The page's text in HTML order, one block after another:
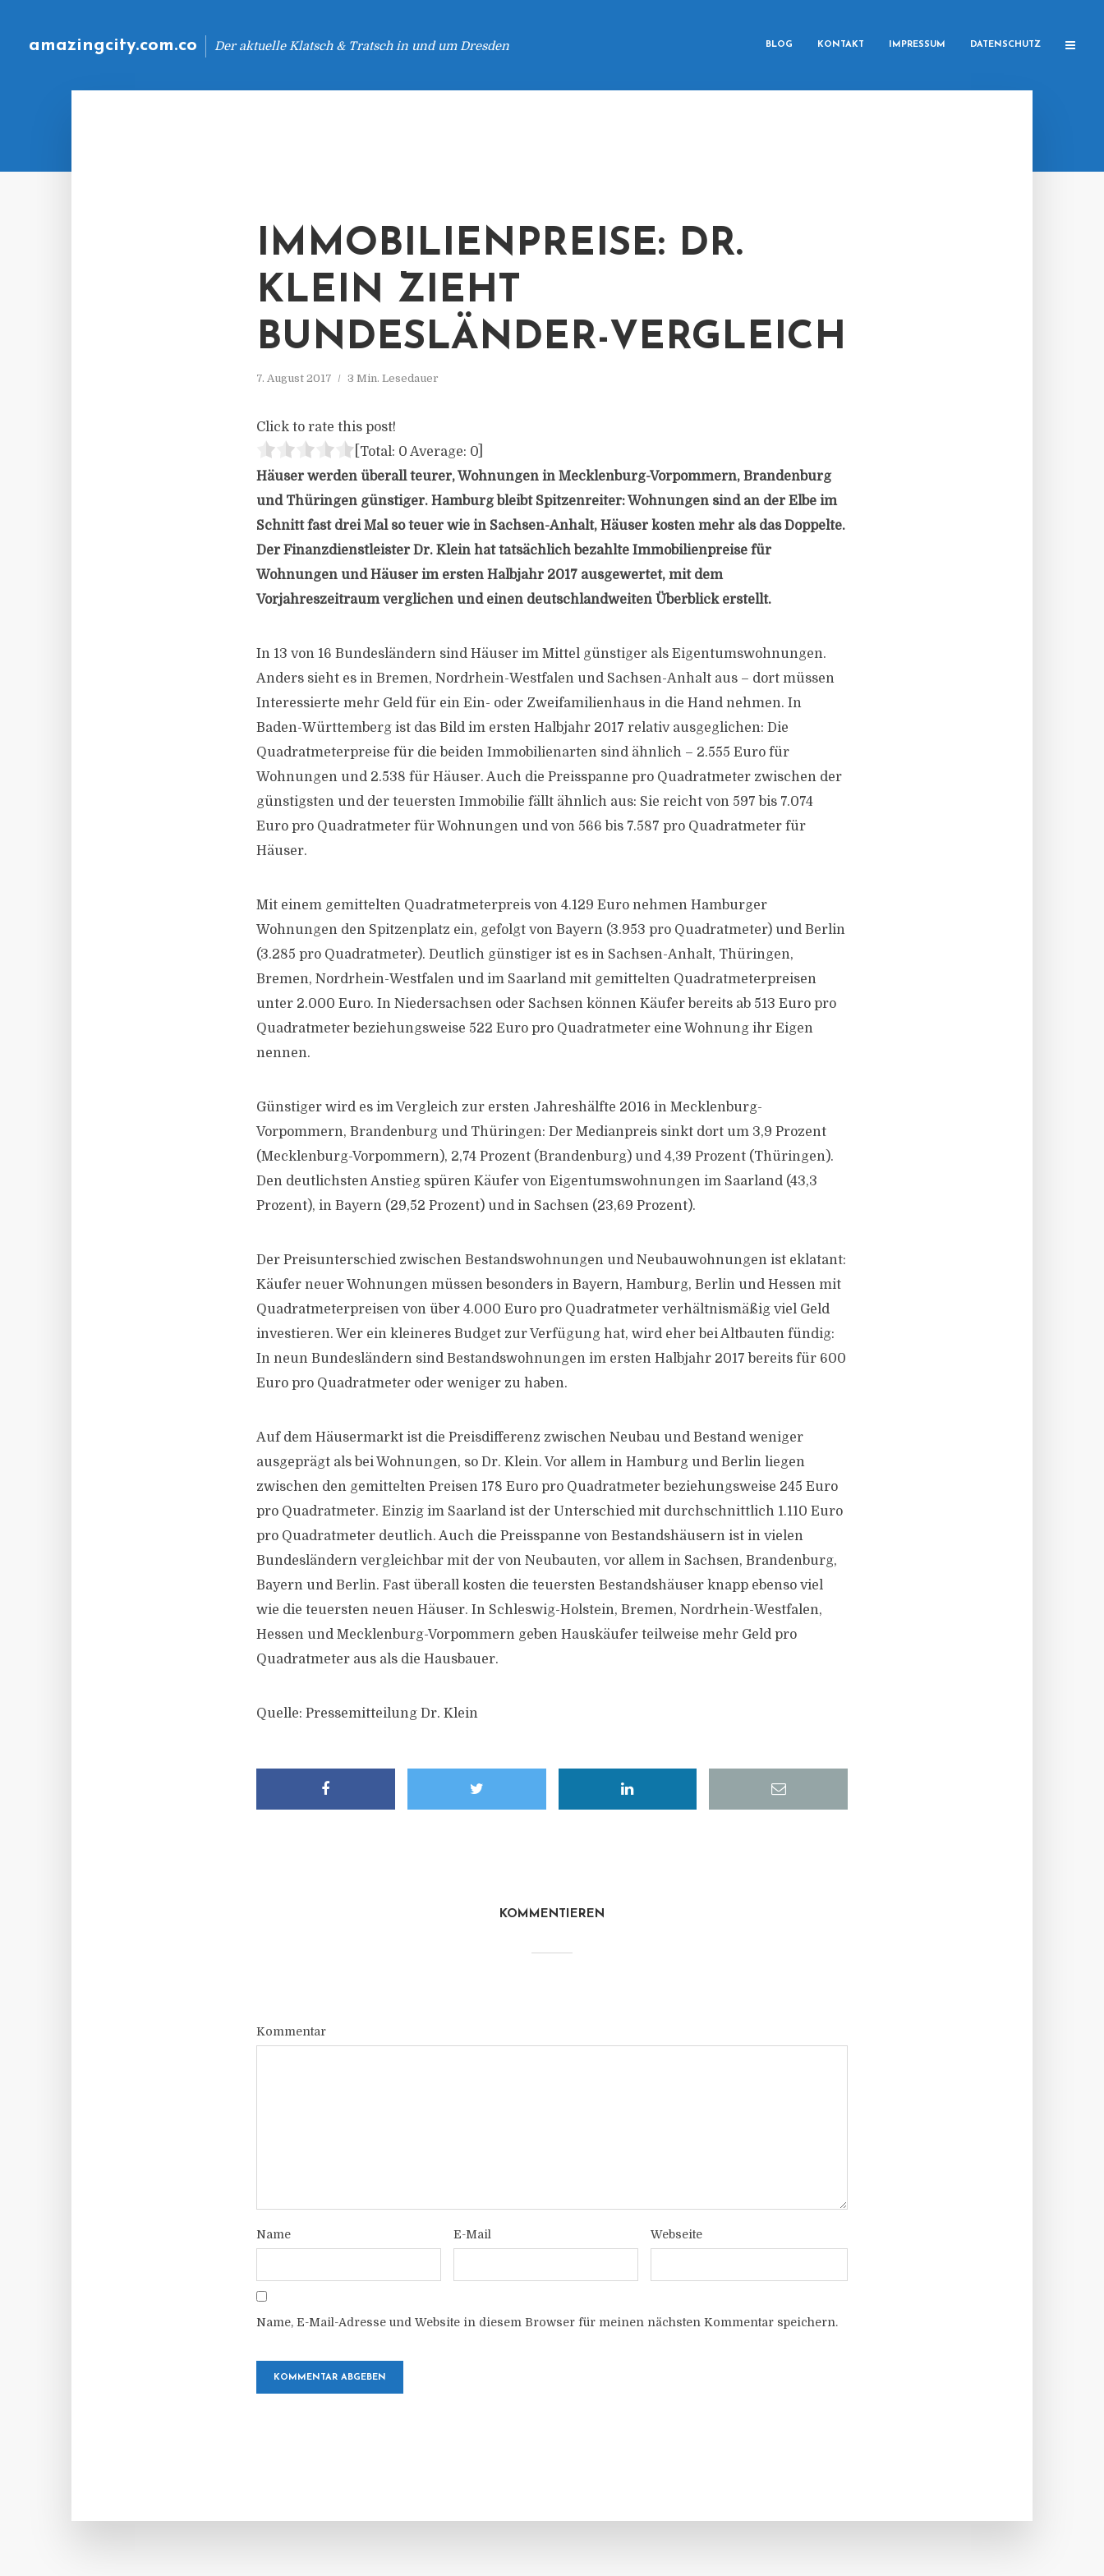
amazingcity.com.co Der aktuelle Klatsch & Tratsch in und um Dresden BLOG KONTAKT IMPRESSUM DATENSCHUTZ
IMMOBILIENPREISE: DR.
KLEIN ZIEHT
BUNDESLÄNDER-VERGLEICH
7. August 2017 3 Min. Lesedauer
Click to rate this post!
[Total: 0 Average: 0
Häuser werden überall teurer, Wohnungen in Mecklenburg-Vorpommern, Brandenburg
und Thüringen günstiger. Hamburg bleibt Spitzenreiter: Wohnungen sind an der Elbe im
Schnitt fast drei Mal so teuer wie in Sachsen-Anhalt, Häuser kosten mehr als das Doppelte.
Der Finanzdienstleister Dr. Klein hat tatsächlich bezahlte Immobilienpreise für
Wohnungen und Häuser im ersten Halbjahr 2017 ausgewertet, mit dem
Vorjahreszeitraum verglichen und einen deutschlandweiten Überblick erstellt.
In 13 von 16 Bundesländern sind Häuser im Mittel günstiger als Eigentumswohnungen.
Anders sieht es in Bremen, Nordrhein-Westfalen und Sachsen-Anhalt aus – dort müssen
Interessierte mehr Geld für ein Ein- oder Zweifamilienhaus in die Hand nehmen. In
Baden-Württemberg ist das Bild im ersten Halbjahr 2017 relativ ausgeglichen: Die
Quadratmeterpreise für die beiden Immobilienarten sind ähnlich – 2.555 Euro für
Wohnungen und 2.538 für Häuser. Auch die Preisspanne pro Quadratmeter zwischen der
günstigsten und der teuersten Immobilie fällt ähnlich aus: Sie reicht von 597 bis 7.074
Euro pro Quadratmeter für Wohnungen und von 566 bis 7.587 pro Quadratmeter für
Häuser.
Mit einem gemittelten Quadratmeterpreis von 4.129 Euro nehmen Hamburger
Wohnungen den Spitzenplatz ein, gefolgt von Bayern (3.953 pro Quadratmeter) und Berlin
(3.285 pro Quadratmeter). Deutlich günstiger ist es in Sachsen-Anhalt, Thüringen,
Bremen, Nordrhein-Westfalen und im Saarland mit gemittelten Quadratmeterpreisen
unter 2.000 Euro. In Niedersachsen oder Sachsen können Käufer bereits ab 513 Euro pro
Quadratmeter beziehungsweise 522 Euro pro Quadratmeter eine Wohnung ihr Eigen
nennen.
Günstiger wird es im Vergleich zur ersten Jahreshälfte 2016 in Mecklenburg-
Vorpommern, Brandenburg und Thüringen: Der Medianpreis sinkt dort um 3,9 Prozent
(Mecklenburg-Vorpommern), 2,74 Prozent (Brandenburg) und 4,39 Prozent (Thüringen).
Den deutlichsten Anstieg spüren Käufer von Eigentumswohnungen im Saarland (43,3
Prozent), in Bayern (29,52 Prozent) und in Sachsen (23,69 Prozent).
Der Preisunterschied zwischen Bestandswohnungen und Neubauwohnungen ist eklatant:
Käufer neuer Wohnungen müssen besonders in Bayern, Hamburg, Berlin und Hessen mit
Quadratmeterpreisen von über 4.000 Euro pro Quadratmeter verhältnismäßig viel Geld
investieren. Wer ein kleineres Budget zur Verfügung hat, wird eher bei Altbauten fündig:
In neun Bundesländern sind Bestandswohnungen im ersten Halbjahr 2017 bereits für 600
Euro pro Quadratmeter oder weniger zu haben.
Auf dem Häusermarkt ist die Preisdifferenz zwischen Neubau und Bestand weniger
ausgeprägt als bei Wohnungen, so Dr. Klein. Vor allem in Hamburg und Berlin liegen
zwischen den gemittelten Preisen 178 Euro pro Quadratmeter beziehungsweise 245 Euro
pro Quadratmeter. Einzig im Saarland ist der Unterschied mit durchschnittlich 1.110 Euro
pro Quadratmeter deutlich. Auch die Preisspanne von Bestandshäusern ist in vielen
Bundesländern vergleichbar mit der von Neubauten, vor allem in Sachsen, Brandenburg,
Bayern und Berlin. Fast überall kosten die teuersten Bestandshäuser knapp ebenso viel
wie die teuersten neuen Häuser. In Schleswig-Holstein, Bremen, Nordrhein-Westfalen,
Hessen und Mecklenburg-Vorpommern geben Hauskäufer teilweise mehr Geld pro
Quadratmeter aus als die Hausbauer.
Quelle: Pressemitteilung Dr. Klein
KOMMENTIEREN
Kommentar
Name E-Mail Webseite
Name, E-Mail-Adresse und Website in diesem Browser für meinen nächsten Kommentar speichern.